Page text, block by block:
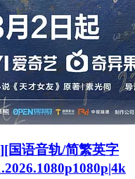
国语音轨/简繁英字